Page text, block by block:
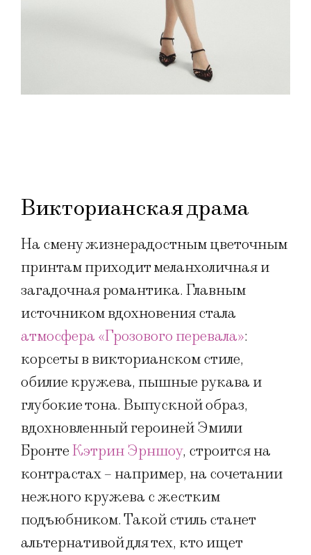
Викторианская драма
На смену жизнерадостным цветочным
принтам приходит меланхоличная и
загадочная романтика. Главным
источником вдохновения стала
атмосфера «Грозового перевала»:
корсеты в викторианском стиле,
обилие кружева, пышные рукава и
глубокие тона. Выпускной образ,
вдохновленный героиней Эмили
БронтеКэтрин Эрншоу, строится на
контрастах – например, на сочетании
нежного кружева с жестким
подъюбником. Такой стиль станет
альтернативой для тех, кто ищет